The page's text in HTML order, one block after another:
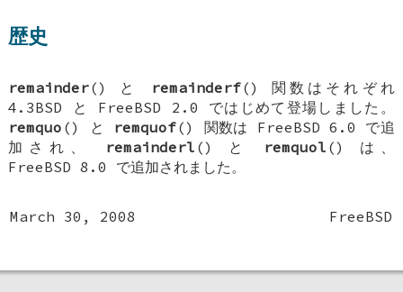
歴史
remainder() と remainderf() 関数はそれぞれ
4.3BSD と FreeBSD 2.0 ではじめて登場しました。
remquo () と remquof() 関数は FreeBSD 6.0
で追
加され、 remainderl () と remquol () は、
FreeBSD 8.0
で追加されました。
March 30, 2008 FreeBSD